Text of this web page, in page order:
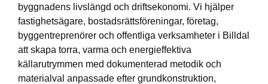
byggnadens livslängd och driftsekonomi. Vi hjälper
fastighetsägare, bostadsrättsföreningar, företag,
byggentreprenörer och offentliga verksamheter i Billdal
att skapa torra, varma och energieffektiva
källarutrymmen med dokumenterad metodik och
materialval anpassade efter grundkonstruktion,